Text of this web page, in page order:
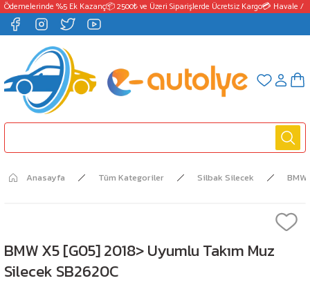
%5 Ek Kazanç📦 2500₺ ve Üzeri Siparişlerde Ücretsiz Kargo💳 Havale /
Anasayfa Tüm Kategoriler Silbak Silecek BMW
BMW X5 [G05] 2018> Uyumlu Takım Muz
Silecek SB2620C